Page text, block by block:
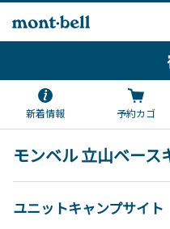
新着情報 予約カゴ
モンベル 立山ベース
ユニットキャンプサイト